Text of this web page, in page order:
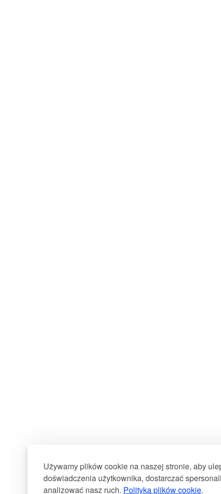
Używamy plików cookie na naszej stronie, aby
doświadczenia użytkownika, dostarczać
analizować nasz ruch. Polityka plików cookie.